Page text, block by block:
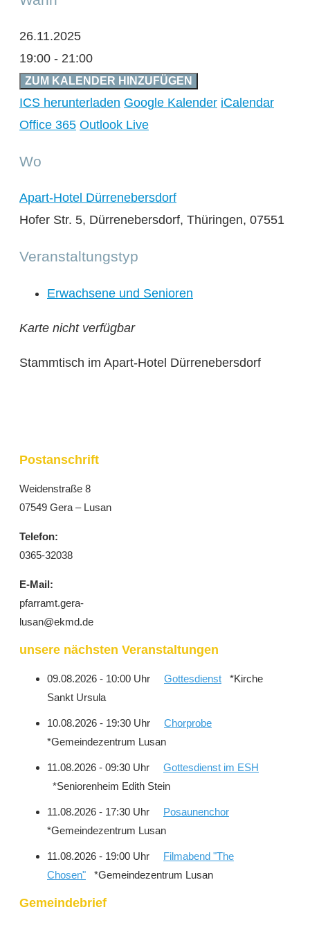
26.11.2025
19:00 - 21:00
ZUM KALENDER HINZUFÜGEN
ICS herunterladen Google Kalender iCalendar
Office 365 Outlook Live
Wo
Apart-Hotel Dürrenebersdorf
Hofer Str. 5, Dürrenebersdorf, Thüringen, 07551
Veranstaltungstyp
Erwachsene und Senioren
Karte nicht verfügbar
Stammtisch im Apart-Hotel Dürrenebersdorf
Postanschrift
Weidenstraße 8
07549 Gera – Lusan
Telefon:
0365-32038
E-Mail:
pfarramt.gera-
lusan@ekmd.de
unsere nächsten Veranstaltungen
09.08.2026 - 10:00 Uhr Gottesdienst *Kirche
Sankt Ursula
10.08.2026 - 19:30 Uhr Chorprobe
*Gemeindezentrum Lusan
11.08.2026 - 09:30 Uhr Gottesdienst im ESH
*Seniorenheim Edith Stein
11.08.2026 - 17:30 Uhr
Posaunenchor
*Gemeindezentrum Lusan
11.08.2026 - 19:00 Uhr
Filmabend "The
Chosen" *Gemeindezentrum Lusan
Gemeindebrief